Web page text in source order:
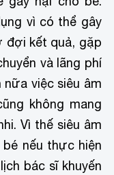
vì có thể gây
đợi kết quả, gặp
và lãng phí
việc siêu âm
không mang
Vì thế siêu âm
nếu thực hiện
bác sĩ khuyến